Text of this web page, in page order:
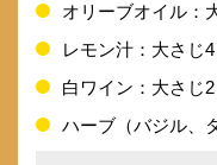
オリーブオイル：
レモン汁：大さじ4
白ワイン：大さじ2
ハーブ（バジル、